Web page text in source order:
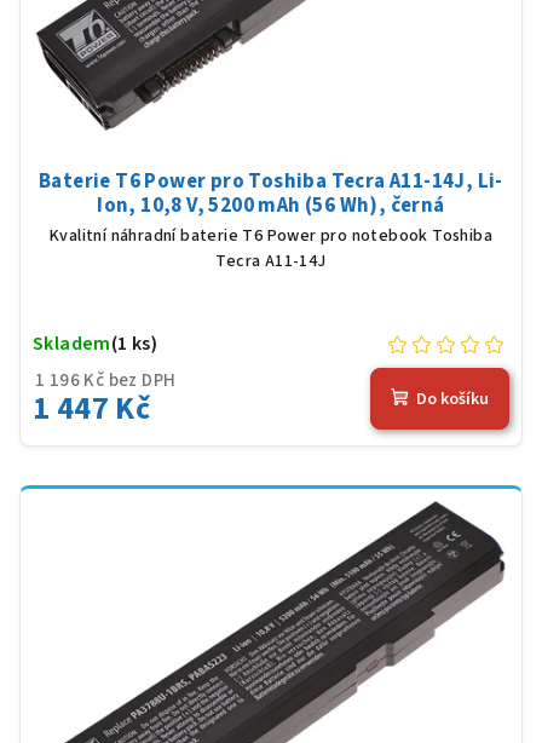
Baterie T6 Power pro Toshiba Tecra A11-14J, Li-
Ion, 10,8 V, 5200 mAh (56 Wh), černá
Kvalitní náhradní baterie T6 Power pro notebook Toshiba
Tecra A11-14J
1 196 Kč bez DPH
1 447 Kč
Skladem(1 ks)
Do košíku